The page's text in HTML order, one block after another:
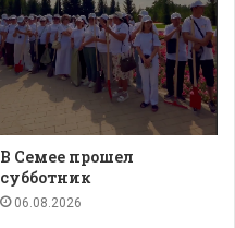
В Семее прошел
субботник
06.08.2026